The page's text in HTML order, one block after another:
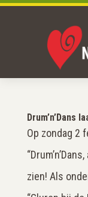
Drum’n’Dans
Op zondag 2
zien! Als